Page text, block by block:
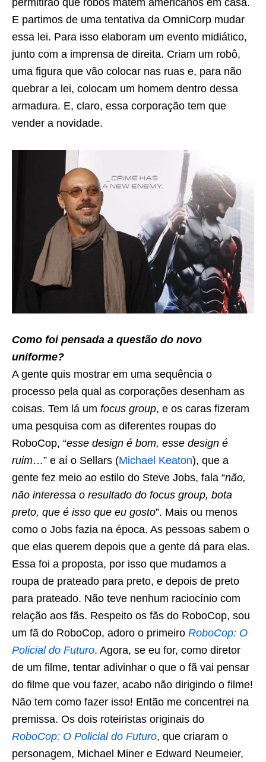
E partimos de uma tentativa da OmniCorp mudar
essa lei. Para isso elaboram um evento midiático,
junto com a imprensa de direita. Criam um robô,
uma figura que vão colocar nas ruas e, para não
quebrar a lei, colocam um homem dentro dessa
armadura. E, claro, essa corporação tem que
vender a novidade.
Como foi pensada a questão do novo
uniforme?
A gente quis mostrar em uma sequência o
processo pela qual as corporações desenham as
coisas. Tem lá um focus group, e os caras fizeram
uma pesquisa com as diferentes roupas do
RoboCop, “esse design é bom, esse design é
ruim…” e aí o Sellars (Michael Keaton), que a
gente fez meio ao estilo do Steve Jobs, fala “não,
não interessa o resultado do focus group, bota
preto, que é isso que eu gosto”. Mais ou menos
como o Jobs fazia na época. As pessoas sabem o
que elas querem depois que a gente dá para elas.
Essa foi a proposta, por isso que mudamos a
roupa de prateado para preto, e depois de preto
para prateado. Não teve nenhum raciocínio com
relação aos fãs. Respeito os fãs do RoboCop, sou
um fã do RoboCop, adoro o primeiro RoboCop: O
Policial do Futuro. Agora, se eu for, como diretor
de um filme, tentar adivinhar o que o fã vai pensar
do filme que vou fazer, acabo não dirigindo o filme!
Não tem como fazer isso! Então me concentrei na
premissa. Os dois roteiristas originais do
RoboCop: O Policial do Futuro, que criaram o
personagem, Michael Miner e Edward Neumeier,